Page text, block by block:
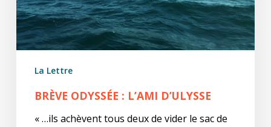
La Lettre
BRÈVE ODYSSÉE : L’AMI D’ULYSSE
« …ils achèvent tous deux de vider le sac de